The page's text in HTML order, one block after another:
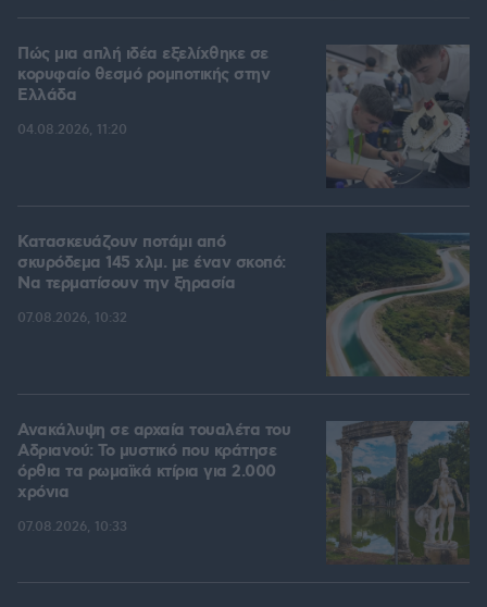
Πώς μια απλή ιδέα εξελίχθηκε σε
κορυφαίο θεσμό ρομποτικής στην
Ελλάδα
04.08.2026, 11:20
Κατασκευάζουν ποτάμι από
σκυρόδεμα 145 χλμ. με έναν σκοπό:
Να τερματίσουν την ξηρασία
07.08.2026, 10:32
Ανακάλυψη σε αρχαία τουαλέτα του
Αδριανού: Το μυστικό που κράτησε
όρθια τα ρωμαϊκά κτίρια για 2.000
χρόνια
07.08.2026, 10:33